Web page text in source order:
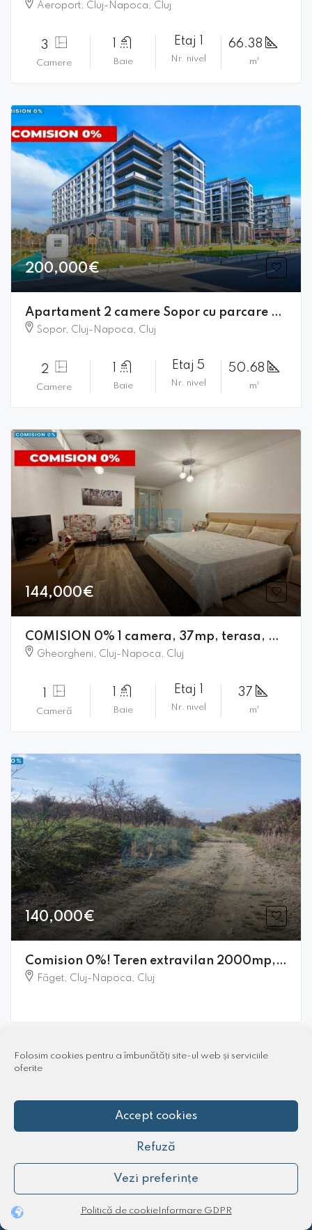
Folosim cookies pentru a îmbunătăți site-ul web și serviciile
oferite
Accept cookies
Refuză
Vezi preferințe
Politică de cookieInformare GDPR
Aeroport, Cluj-Napoca, Cluj
3
Camere Baie
Etaj 1
Nr. nivel
66.38
m²
200,000€
Apartament 2 camere Sopor cu parcare subterana┃
Sopor, Cluj-Napoca, Cluj
2
Camere Baie
Etaj 5
Nr. nivel
50.68
m²
144,000€
C0MISION 0% 1 camera, 37mp, terasa, parcare, Iulius Mall
Gheorgheni, Cluj-Napoca, Cluj
Cameră Baie
Etaj 1
Nr. nivel
37
m²
140,000€
Comision 0%! Teren extravilan 2000mp, front 50m, Wonderland
Făget, Cluj-Napoca, Cluj
Apartamente Cluj
Apartamente de vânzare Cluj